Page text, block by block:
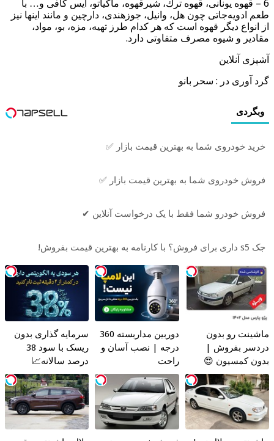
6 – قهوه یونانی، قهوه ترك، شیرقهوه، ماكیاتو، آیس كافی و… با
طعم ادویه‌جاتی چون هل، وانیل، جوزهندی، دارچین و مانند اینها نیز
از انواع دیگر قهوه است كه هر كدام طرز تهیه، مزه، بو، مواد،
مقادیر و شیوه مصرف متفاوتی دارد.
آشپزی آنلاین
گرد آوری در : سحر بانو
وبگردی
خرید خودروی شما به بهترین قیمت بازار ✅
فروش خودروی شما به بهترین قیمت بازار ✅
فروش خودرو شما فقط با یک درخواست آنلاین ✔
جک s5 داری برای فروش؟ با کارنامه به بهترین قیمت بفروش!
ماشینت رو بدون
دردسر بفروش |
بدون کمسیون 😍
دوربین مداربسته 360
درجه | نصب آسان و
راحت
سرمایه گذاری بدون
ریسک با سود 38
درصد سالانه📈